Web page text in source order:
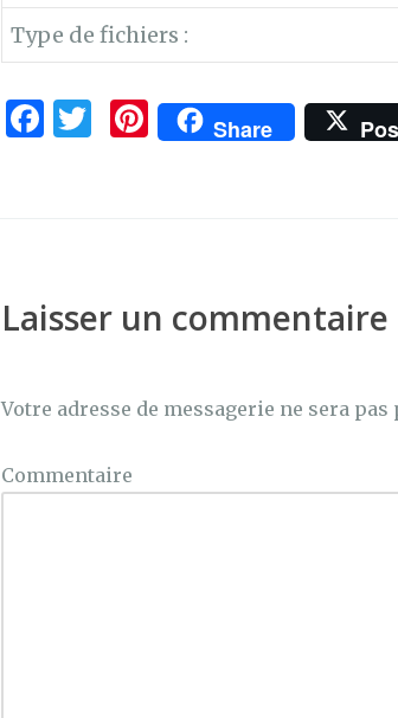
Type de fichiers :
F
o
o
T
Pi
n
Share
Laisser un commentaire
Votre adresse de messagerie ne sera pas
Commentaire